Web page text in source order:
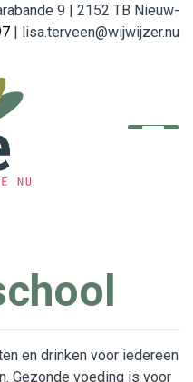
9 | 2152 TB Nieuw-
| lisa.terveen@wijwijzer.nu
en drinken voor iedereen
Gezonde voeding is voor